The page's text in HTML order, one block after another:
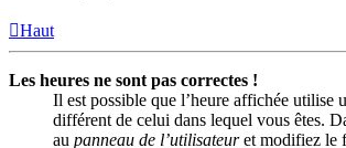
Haut
Les heures ne sont pas correctes !
Il est possible que l’heure affichée utilise
différent de celui dans lequel vous êtes.
au panneau de l’utilisateuret modifiez le